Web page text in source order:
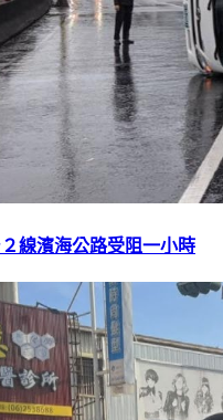
線濱海公路受阻一小時